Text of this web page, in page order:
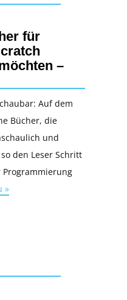
für
–
Auf dem
Bücher, die
und
den Leser Schritt
»